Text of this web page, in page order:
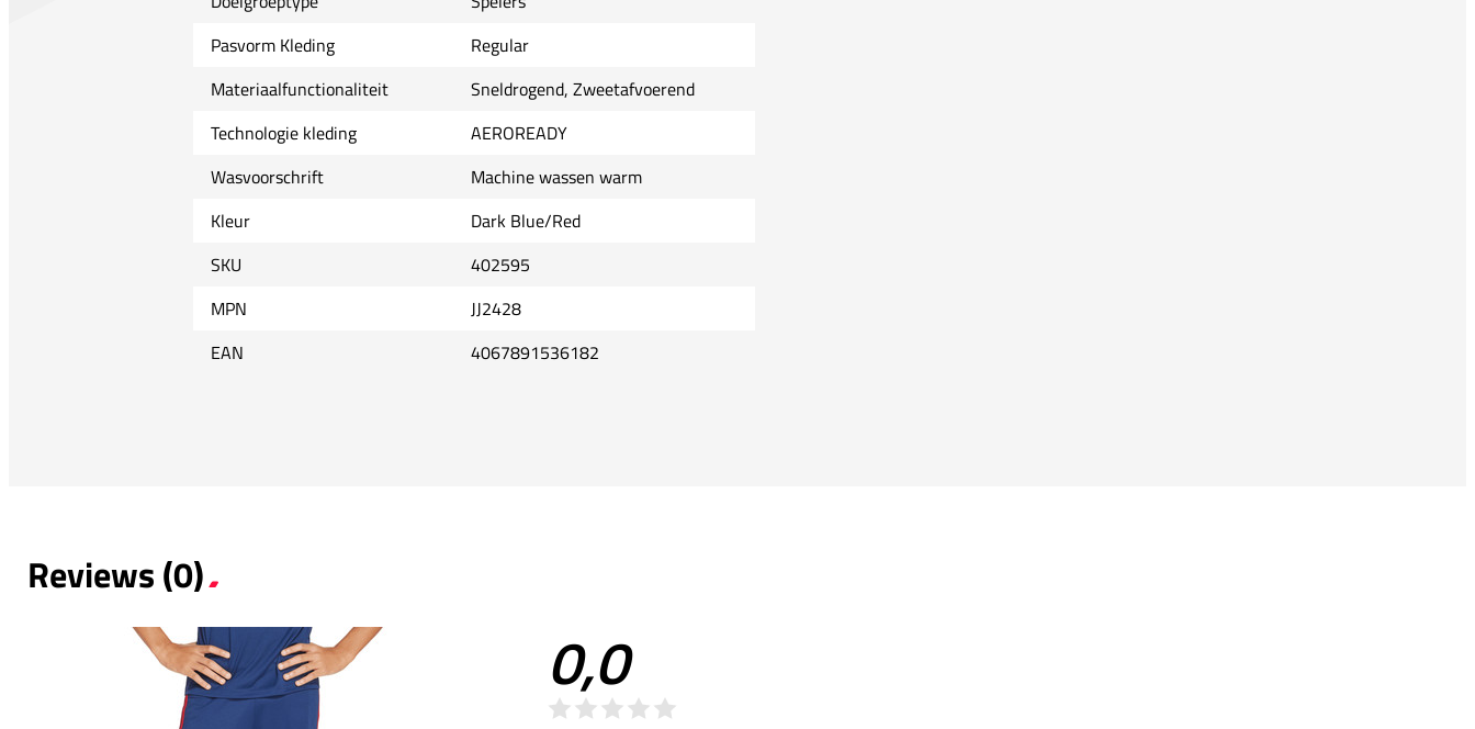
Pasvorm Kleding
Regular
Materiaalfunctionaliteit
Sneldrogend, Zweetafvoerend
Technologie kleding
AEROREADY
Wasvoorschrift
Machine wassen warm
Kleur
Dark Blue/Red
SKU
402595
MPN
JJ2428
EAN
4067891536182
Reviews (0)
0,0